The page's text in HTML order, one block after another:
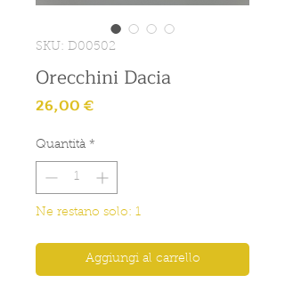
SKU: D00502
Orecchini Dacia
26,00 €Prezzo
Quantità *
Ne restano solo: 1
Aggiungi al carrello